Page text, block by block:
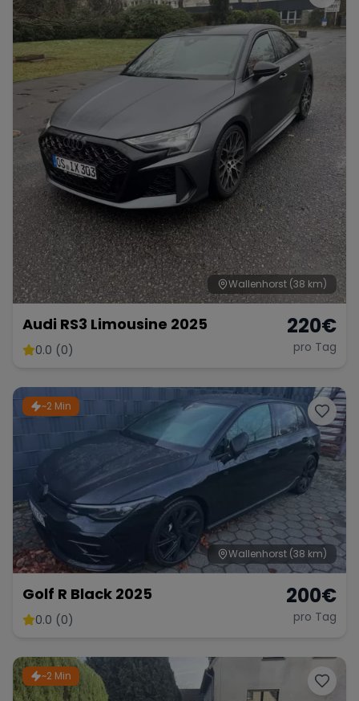
Wallenhorst (38 km)
Audi RS3 Limousine 2025
0.0 (0)
220€
pro Tag
~2 Min
Wallenhorst (38 km)
Golf R Black 2025
0.0 (0)
200€
pro Tag
~2 Min